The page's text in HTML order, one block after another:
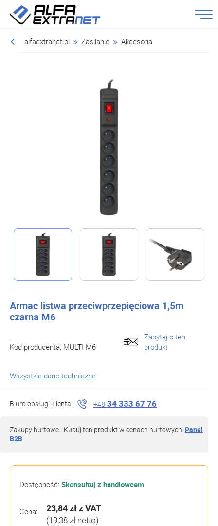
alfaextranet.pl Zasilanie Akcesoria
Armac listwa przeciwprzepięciowa 1,5m
czarna M6
.
Kod producenta: MULTI M6
Zapytaj o ten
produkt
Wszystkie dane techniczne
Biuro obsługi klienta: +48 34 333 67 76
Zakupy hurtowe - Kupuj ten produkt w cenach hurtowych: Panel
B2B
Dostępność: Skonsultuj z handlowcem
Cena: 23,84 złz VAT
(19,38 zł netto)